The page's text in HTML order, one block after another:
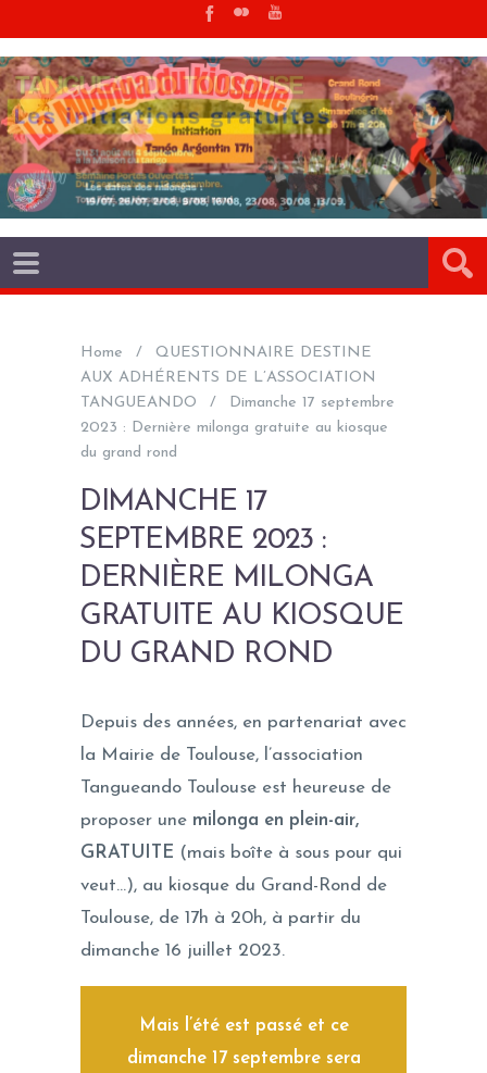
Home
QUESTIONNAIRE DESTINE
AUX ADHÉRENTS DE L’ASSOCIATION
TANGUEANDO
Dimanche 17 septembre
2023 : Dernière milonga gratuite au kiosque
du grand rond
DIMANCHE 17
SEPTEMBRE 2023 :
DERNIÈRE MILONGA
GRATUITE AU KIOSQUE
DU GRAND ROND
Depuis des années, en partenariat avec
la Mairie de Toulouse, l’association
Tangueando Toulouse est heureuse de
proposer une milonga en plein-air,
GRATUITE (mais boîte à sous pour qui
veut…), au kiosque du Grand-Rond de
Toulouse, de 17h à 20h, à partir du
dimanche 16 juillet 2023.
Mais l’été est passé et ce
dimanche 17 septembre sera